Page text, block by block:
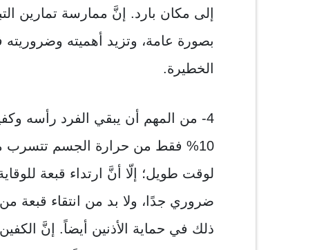
إلى مكان بارد. إنَّ ممارسة تمارين
بصورة عامة، وتزيد أهميته وضروريته
الخطيرة.
4- من المهم أن يبقي الفرد رأسه
لوقت طويل؛ إلّا أنَّ ارتداء قبعة
ضروري جدًا، ولا بد من انتقاء قبعة
ذلك في حماية الأذنين أيضاً. إنَّ